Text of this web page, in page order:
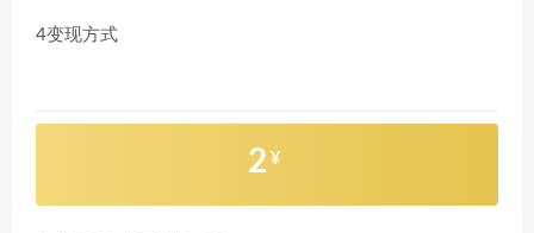
4变现方式
2 ¥